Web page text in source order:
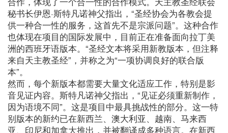
秘书长伊恩·斯特凡诺神父指出，“圣经协会为各教会提
供一种合一性的服务，这首先不是宗派问题”。这种合作
也体现在项目的国际发展中，目前正在准备面向拉丁美
洲的西班牙语版本。“圣经文本将采用新教版本，但注释
来自天主教圣经”，并称之为“一项协调良好的联合版
本”。
然而，每个新版本都需要大量文化适应工作，特别是影
音见证内容。斯特凡诺神父指出，“见证必须重新制作，
因为语境不同”。这是项目中最具挑战性的部分。这一特
别版本的新约已在新西兰、澳大利亚、越南、马来西
亚、印尼和加拿大推出，并被翻译成多种语言。在新西